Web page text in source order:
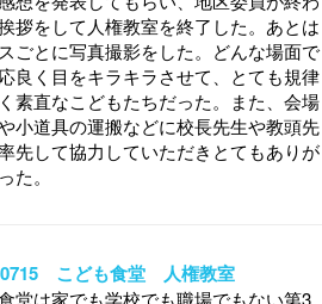
拶をして人権教室を終了した。あとは
ごとに写真撮影をした。どんな場面で
良く目をキラキラさせて、とても規律
素直なこどもたちだった。また、会場
小道具の運搬などに校長先生や教頭先
先して協力していただきとてもありが
た。
こども食堂 人権教室
堂は家でも学校でも職場でもない第3